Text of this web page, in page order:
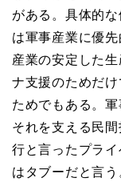
がある。具体的
は軍事産業に優
産業の安定した
ナ支援のためだ
ためでもある。
それを支える民
行と言ったプラ
はタブーだと言